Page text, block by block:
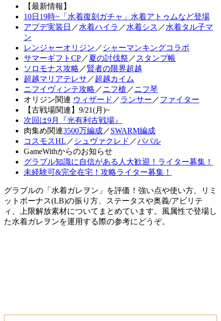
【最新情報】
10日19時~「水着復刻ガチャ」水着アトゥムなど登場
アプデ実装日 ／水着ハイラ ／水着シス ／水着タル子マ
ン
レンジャーオリジン ／ シャーマンキングコラボ
サマーギフトCP／夏の討伐祭 ／ スタンプ帳
ソロモナス攻略 ／賢者の限界超越
超越マリアテレサ ／超越カイム
ニフイヴィンテ攻略 ／ニフ槍 ／ニフ琴
オリジン関連 ウィザード ／ランサー ／ファイター
【古戦場関連】9/21(月)~
次回は9月『光有利古戦場』
肉集め関連3500万編成／SWARM編成
コスモスHL ／ シュヴァクレド ／パパル
GameWithからのお知らせ
グラブル知識に自信がある人大歓迎！ライター募集！
未経験可&完全在宅！攻略ライター募集！
グラブルの「水着ガレヲン」を評価！強い点や使い方、リミ
ットボーナス(LB)の振り方、ステータスや奥義/アビリテ
ィ、上限解放素材についてまとめています。風属性で登場し
た水着ガレヲンを運用する際の参考にどうぞ。